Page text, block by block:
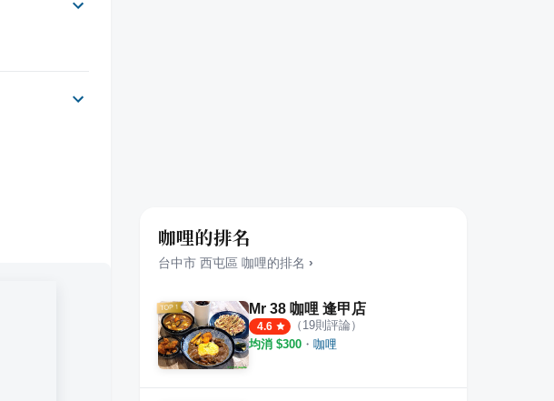
咖哩的排名
台中市 西屯區 咖哩的排名 ›
Mr 38 咖哩 逢甲店
4.6 （ 19則評論）
均消 $300 ・ 咖哩